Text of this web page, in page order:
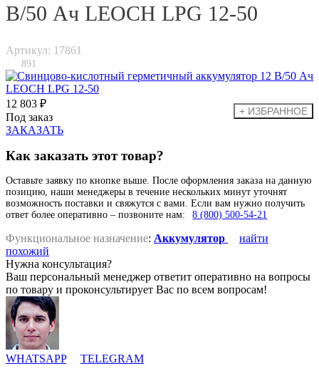
В/50 Ач LEOCH LPG 12-50
Артикул: 17861
891
12 803 ₽
Под заказ
ЗАКАЗАТЬ
Как заказать этот товар?
Оставьте заявку по кнопке выше. После оформления заказа на данную
позицию, наши менеджеры в течение нескольких минут уточнят
возможность поставки и свяжутся с вами. Если вам нужно получить
ответ более оперативно – позвоните нам:
8 (800) 500-54-21
Функциональное назначение: Аккумулятор
найти
похожий
Нужна консультация?
Ваш персональный менеджер ответит оперативно на вопросы
по товару и проконсультирует Вас по всем вопросам!
WHATSAPP TELEGRAM